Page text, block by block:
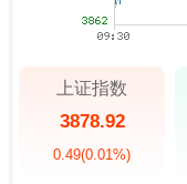
上证指数
3878.92
0.49(0.01%)